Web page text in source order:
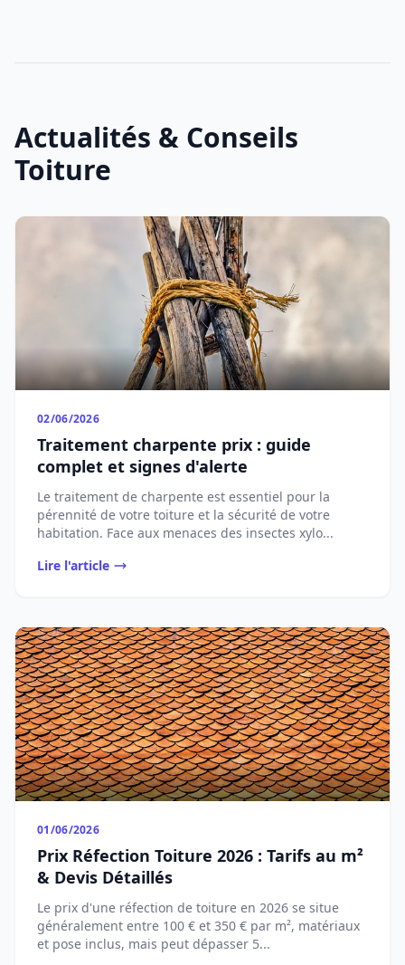
Actualités & Conseils
Toiture
02/06/2026
Traitement charpente prix : guide
complet et signes d'alerte
Le traitement de charpente est essentiel pour la
pérennité de votre toiture et la sécurité de votre
habitation. Face aux menaces des insectes xylo...
Lire l'article
01/06/2026
Prix Réfection Toiture 2026 : Tarifs au m²
& Devis Détaillés
Le prix d'une réfection de toiture en 2026 se situe
généralement entre 100 € et 350 € par m², matériaux
et pose inclus, mais peut dépasser 5...